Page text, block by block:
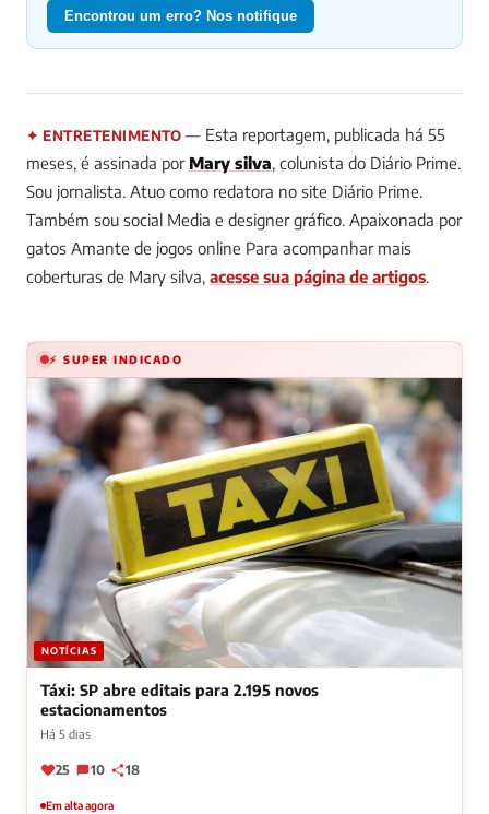
Encontrou um erro? Nos notifique
✦ ENTRETENIMENTO — Esta reportagem, publicada há 55
meses, é assinada por Mary silva, colunista do Diário Prime.
Sou jornalista. Atuo como redatora no site Diário Prime.
Também sou social Media e designer gráfico. Apaixonada por
gatos Amante de jogos online Para acompanhar mais
coberturas de Mary silva, acesse sua página de artigos.
⚡ SUPER INDICADO
NOTÍCIAS
Táxi: SP abre editais para 2.195 novos
estacionamentos
Há 5 dias
25 10 18
Em alta agora